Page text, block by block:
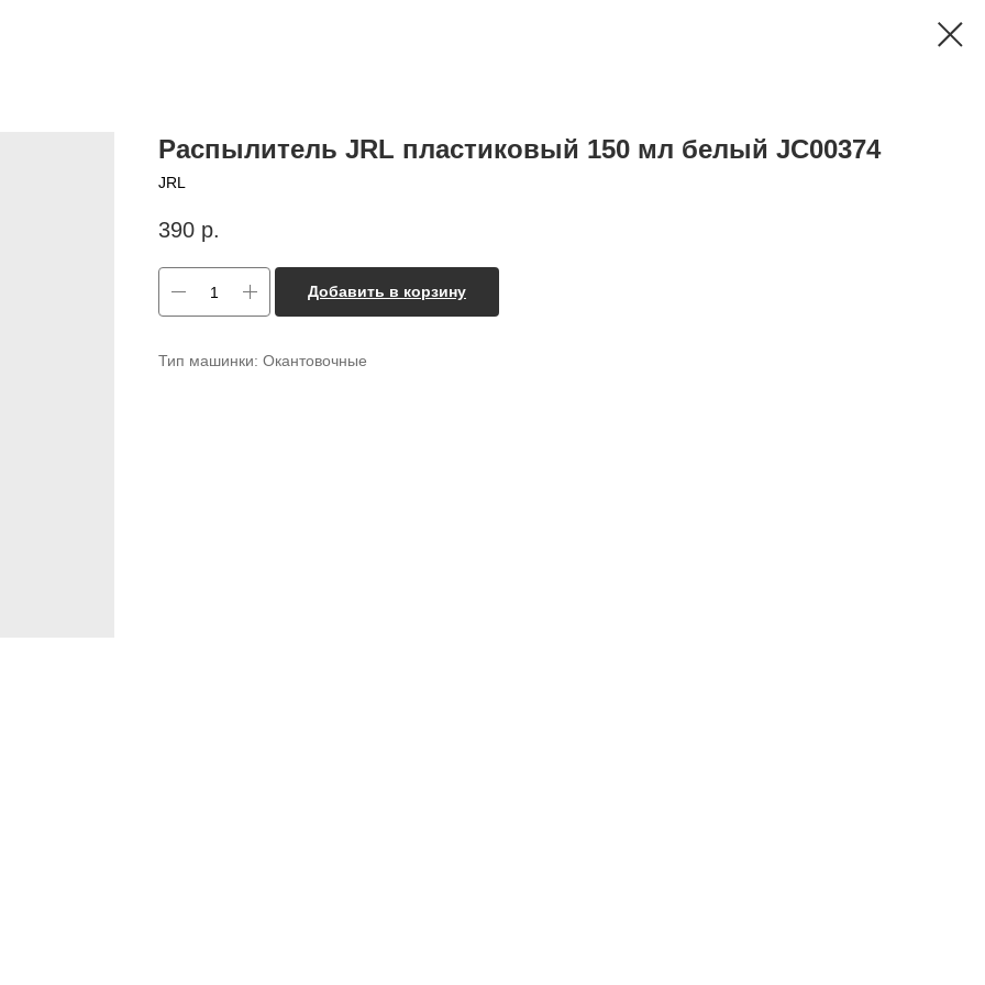
Распылитель JRL пластиковый 150 мл белый JC00374
JRL
390 р.
Добавить в корзину
Тип машинки: Окантовочные